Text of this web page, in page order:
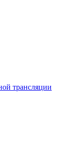
трансляции